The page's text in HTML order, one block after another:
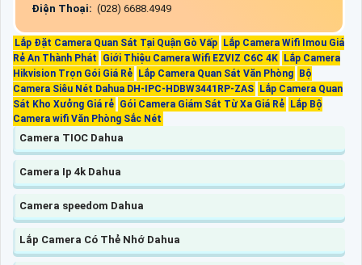
Điện Thoại: (028) 6688.4949
Lắp Đặt Camera Quan Sát Tại Quận Gò Vấp
Lắp Camera Wifi Imou Giá
Rẻ An Thành Phát
Giới Thiệu Camera Wifi EZVIZ C6C 4K
Lắp Camera
Hikvision Trọn Gói Giá Rẻ
Lắp Camera Quan Sát Văn Phòng
Bộ
Camera Siêu Nét Dahua DH-IPC-HDBW3441RP-ZAS
Lắp Camera Quan
Sát Kho Xưởng Giá rẻ Gói Camera Giám Sát Từ Xa Giá Rẻ
Lắp Bộ
Camera wifi Văn Phòng Sắc Nét
Camera TIOC Dahua
Camera Ip 4k Dahua
Camera speedom Dahua
Lắp Camera Có Thẻ Nhớ Dahua